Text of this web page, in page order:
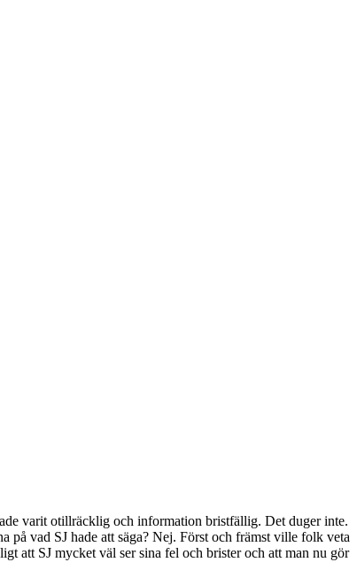
varit otillräcklig och information bristfällig. Det duger inte.
på vad SJ hade att säga? Nej. Först och främst ville folk veta
att SJ mycket väl ser sina fel och brister och att man nu gör